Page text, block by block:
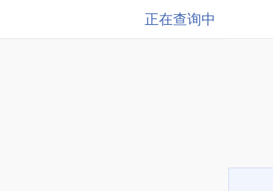
正在查询中